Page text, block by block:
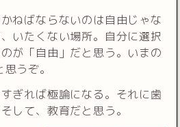
ねばならないのは自由じゃな
いたくない場所。自分に選択
が「自由」だと思う。いまの
思うぞ。
ぎれば極論になる。それに歯
して、教育だと思う。